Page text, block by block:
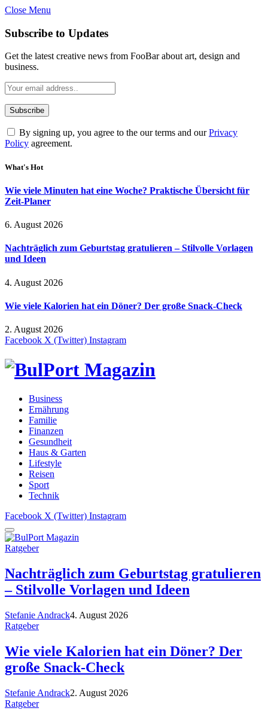
Close Menu
Subscribe to Updates
Get the latest creative news from FooBar about art, design and
business.
By signing up, you agree to the our terms and ourPrivacy
Policy agreement.
What's Hot
Wie viele Minuten hat eine Woche? Praktische Übersicht für
Zeit-Planer
6. August 2026
Nachträglich zum Geburtstag gratulieren – Stilvolle Vorlagen
und Ideen
4. August 2026
Wie viele Kalorien hat ein Döner? Der große Snack-Check
2. August 2026
Facebook X (Twitter) Instagram
Business
Ernährung
Familie
Finanzen
Gesundheit
Haus & Garten
Lifestyle
Reisen
Sport
Technik
Facebook X (Twitter) Instagram
Ratgeber
Nachträglich zum Geburtstag gratulieren
– Stilvolle Vorlagen und Ideen
Stefanie Andrack4. August 2026
Ratgeber
Wie viele Kalorien hat ein Döner? Der
große Snack-Check
Stefanie Andrack2. August 2026
Ratgeber